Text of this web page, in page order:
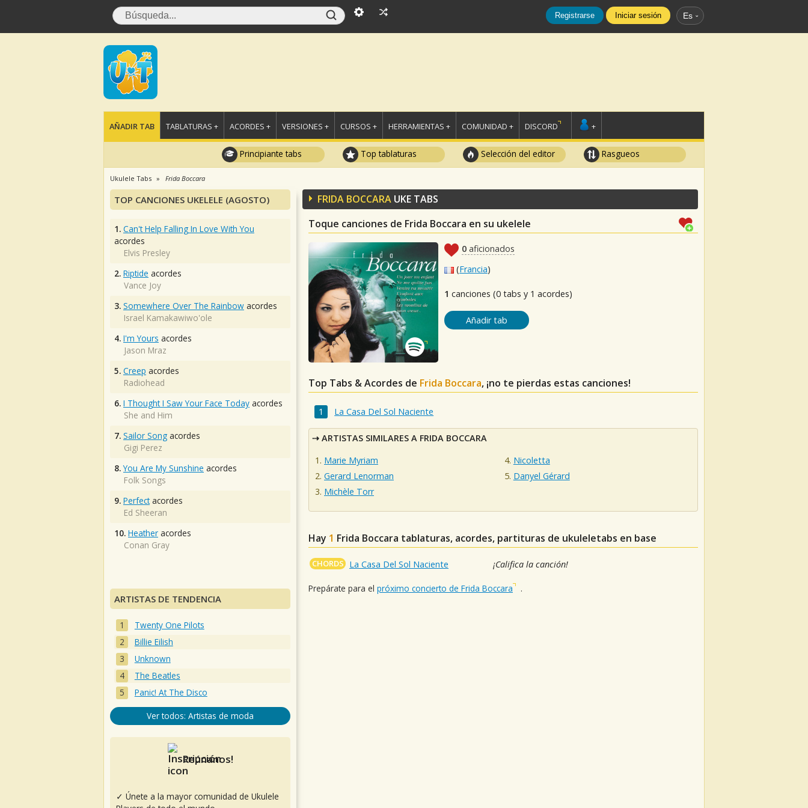
Registrarse Iniciar sesión Es
AÑADIR TAB TABLATURAS + ACORDES + VERSIONES + CURSOS + HERRAMIENTAS + COMUNIDAD + DISCORD +
Principiante tabs Top tablaturas Selección del editor Rasgueos
Ukulele Tabs Frida Boccara
FRIDA BOCCARA UKE TABS
Toque canciones de Frida Boccara en su ukelele
0 aficionados
(Francia)
1 canciones (0 tabs y 1 acordes)
Añadir tab
Top Tabs & Acordes de Frida Boccara, ¡no te pierdas estas canciones!
La Casa Del Sol Naciente
ARTISTAS SIMILARES A FRIDA BOCCARA
Marie Myriam
Gerard Lenorman
Michèle Torr
Nicoletta
Danyel Gérard
Hay 1 Frida Boccara tablaturas, acordes, partituras de ukuleletabs en base
CHORDS La Casa Del Sol Naciente ¡Califica la canción!
Prepárate para el próximo concierto de Frida Boccara .
TOP CANCIONES UKELELE (AGOSTO)
1. Can't Help Falling In Love With You
acordes
Elvis Presley
2. Riptide acordes
Vance Joy
3. Somewhere Over The Rainbow acordes
Israel Kamakawiwo'ole
4. I'm Yours acordes
Jason Mraz
5. Creep acordes
Radiohead
6. I Thought I Saw Your Face Today acordes
She and Him
7. Sailor Song acordes
Gigi Perez
8. You Are My Sunshine acordes
Folk Songs
9. Perfectacordes
Ed Sheeran
10. Heather acordes
Conan Gray
ARTISTAS DE TENDENCIA
Twenty One Pilots
Billie Eilish
Unknown
The Beatles
Panic! At The Disco
Ver todos: Artistas de moda
Reúnanos!
✓ Únete a la mayor comunidad de Ukulele